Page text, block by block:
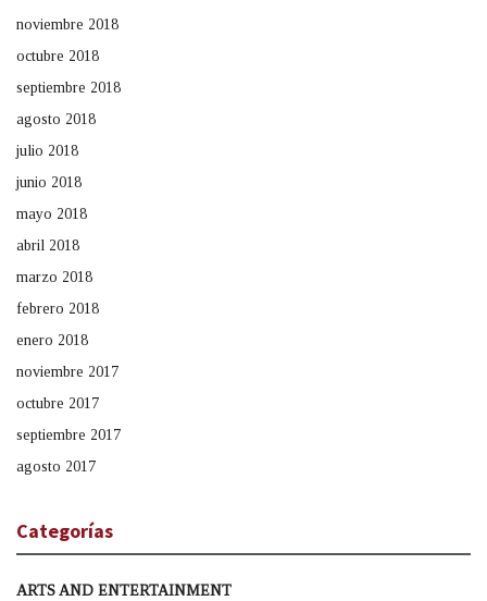
noviembre 2018
octubre 2018
septiembre 2018
agosto 2018
julio 2018
junio 2018
mayo 2018
abril 2018
marzo 2018
febrero 2018
enero 2018
noviembre 2017
octubre 2017
septiembre 2017
agosto 2017
Categorías
ARTS AND ENTERTAINMENT